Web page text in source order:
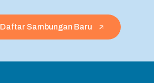
Daftar Sambungan Baru